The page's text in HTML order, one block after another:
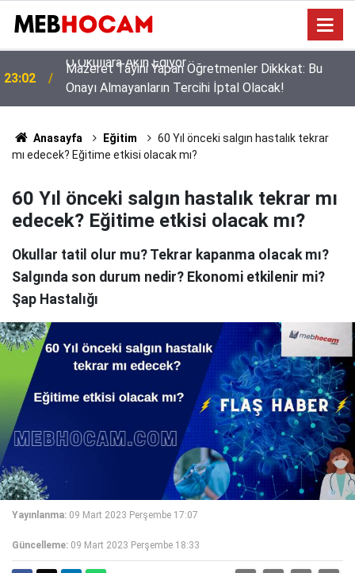
23:02
Mazeret Tayini Yapan Öğretmenler Dikkkat: Bu
Onayı Almayanların Tercihi İptal Olacak!
Anasayfa Eğitim
60 Yıl önceki salgın hastalık tekrar
mı edecek? Eğitime etkisi olacak mı?
60 Yıl önceki salgın hastalık tekrar mı
edecek? Eğitime etkisi olacak mı?
Okullar tatil olur mu? Tekrar kapanma olacak mı?
Salgında son durum nedir? Ekonomi etkilenir mi?
Şap Hastalığı
Yayınlanma: 09 Mart 2023 Perşembe 17:07
Güncelleme: 09 Mart 2023 Perşembe 18:33